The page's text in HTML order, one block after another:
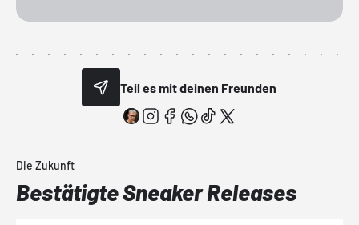
Teil es mit deinen Freunden
Die Zukunft
Bestätigte Sneaker Releases